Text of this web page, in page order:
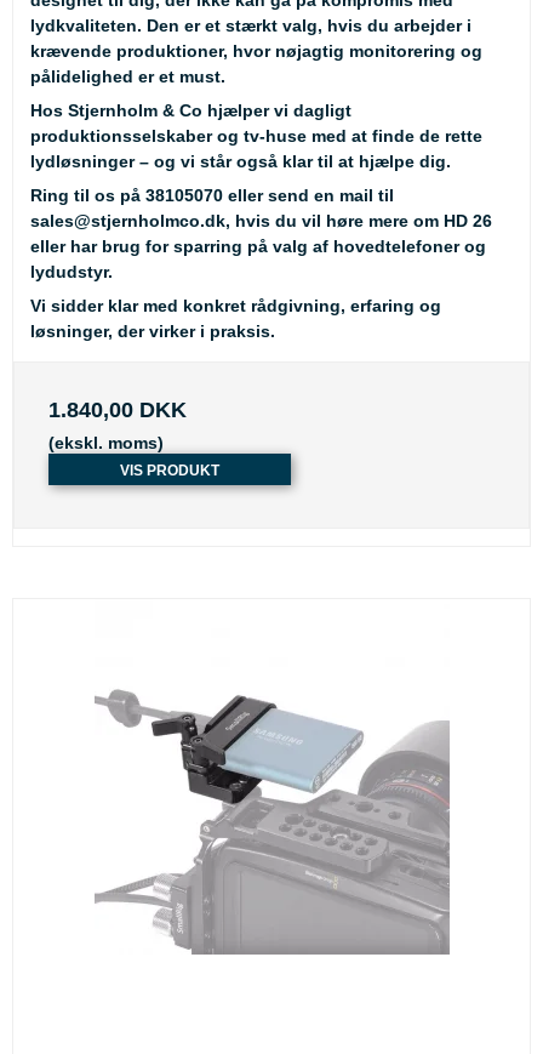
lydkvaliteten. Den er et stærkt valg, hvis du arbejder i
krævende produktioner, hvor nøjagtig monitorering og
pålidelighed er et must.
Hos Stjernholm & Co hjælper vi dagligt
produktionsselskaber og tv-huse med at finde de rette
lydløsninger – og vi står også klar til at hjælpe dig.
Ring til os på 38105070 eller send en mail til
sales@stjernholmco.dk, hvis du vil høre mere om HD 26
eller har brug for sparring på valg af hovedtelefoner og
lydudstyr.
Vi sidder klar med konkret rådgivning, erfaring og
løsninger, der virker i praksis.
1.840,00 DKK
(ekskl. moms)
VIS PRODUKT